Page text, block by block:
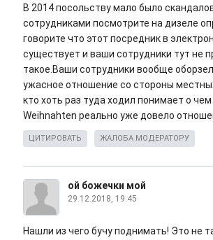
В 2014 посольству мало было
сотрудниками посмотрите на дизеле
говорите что этот посредник в
существует и ваши сотрудники тут не
такое.Ваши сотрудники вообще
ужасное отношение со стороны
кто хоть раз туда ходил понимает о
Weihnahten реально уже довело
ЦИТИРОВАТЬ ЖАЛОБА МОДЕРАТОРУ
ой божечки мой
29.12.2018, 19:45
Нашли из чего бучу поднимать! Это не